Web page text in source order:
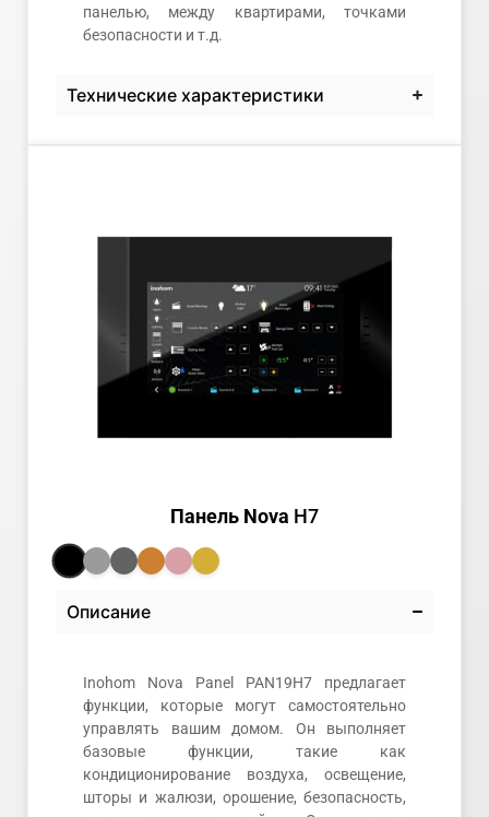
панелью, между квартирами, точками
безопасности и т.д.
Технические характеристики
Панель Nova H7
Описание
Inohom Nova Panel PAN19H7 предлагает
функции, которые могут самостоятельно
управлять вашим домом. Он выполняет
базовые функции, такие как
кондиционирование воздуха, освещение,
шторы и жалюзи, орошение, безопасность,